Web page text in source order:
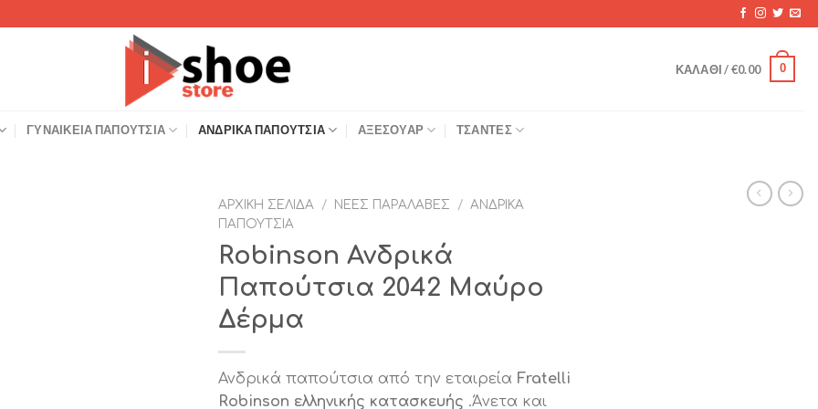
ΚΑΛΆΘΙ /€0.00 0
ΓΥΝΑΙΚΕΊΑ ΠΑΠΟΎΤΣΙΑ ΑΝΔΡΙΚΆ ΠΑΠΟΎΤΣΙΑ ΑΞΕΣΟΥΆΡ ΤΣΆΝΤΕΣ
ΑΡΧΙΚΉ ΣΕΛΊΔΑ / ΝΈΕΣ ΠΑΡΑΛΑΒΈΣ / ΑΝΔΡΙΚΆ
ΠΑΠΟΎΤΣΙΑ
Robinson Ανδρικά
Παπούτσια 2042 Μαύρο
Δέρμα
Ανδρικά παπούτσια από την εταιρεία Fratelli
Robinson ελληνικής κατασκευής .Άνετα και